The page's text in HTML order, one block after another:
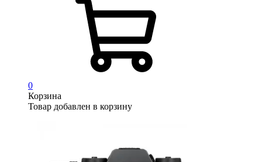
0
Корзина
Товар добавлен в корзину